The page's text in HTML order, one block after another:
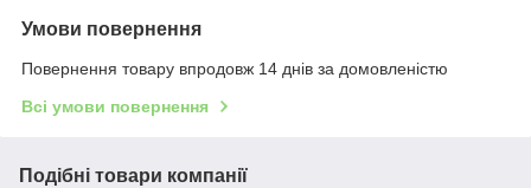
Умови повернення
Повернення товару впродовж 14 днів за домовленістю
Всі умови повернення
Подібні товари компанії